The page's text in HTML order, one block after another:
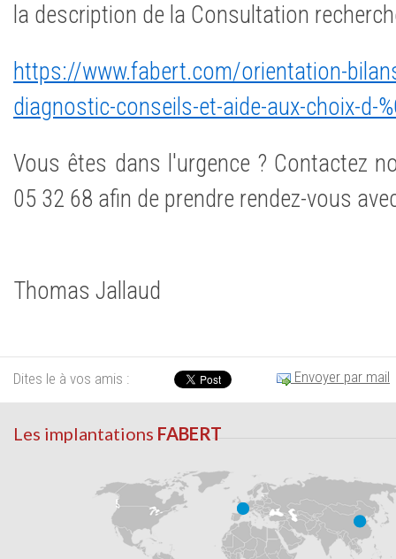
la description de la Consultation
https://www.fabert.com/orientation-
diagnostic-conseils-et-aide-aux-choix-d-
Vous êtes dans l'urgence ? Contactez
05 32 68 afin de prendre rendez-vous
Thomas Jallaud
Dites le à vos amis : Envoyer par mail
Les implantations FABERT